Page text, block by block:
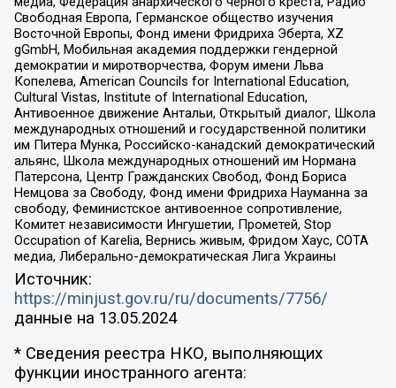
Свободная Европа, Германское общество изучения
Восточной Европы, Фонд имени Фридриха Эберта, XZ
gGmbH, Мобильная академия поддержки гендерной
демократии и миротворчества, Форум имени Льва
Копелева, American Councils for International Education,
Cultural Vistas, Institute of International Education,
Антивоенное движение Антальи, Открытый диалог, Школа
международных отношений и государственной политики
им Питера Мунка, Российско-канадский демократический
альянс, Школа международных отношений им Нормана
Патерсона, Центр Гражданских Свобод, Фонд Бориса
Немцова за Свободу, Фонд имени Фридриха Науманна за
свободу, Феминистское антивоенное сопротивление,
Комитет независимости Ингушетии, Прометей, Stop
Occupation of Karelia, Вернись живым, Фридом Хаус, СОТА
медиа, Либерально-демократическая Лига Украины
Источник:
https://minjust.gov.ru/ru/documents/7756/
данные на 13.05.2024
* Сведения реестра НКО, выполняющих
функции иностранного агента: